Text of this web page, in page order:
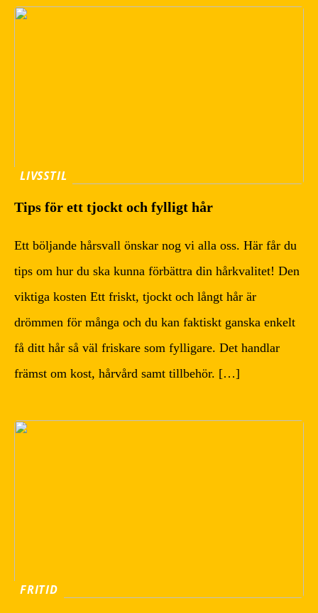
LIVSSTIL
Tips för ett tjockt och fylligt hår
Ett böljande hårsvall önskar nog vi alla oss. Här får du
tips om hur du ska kunna förbättra din hårkvalitet! Den
viktiga kosten Ett friskt, tjockt och långt hår är
drömmen för många och du kan faktiskt ganska enkelt
få ditt hår så väl friskare som fylligare. Det handlar
främst om kost, hårvård samt tillbehör. […]
FRITID